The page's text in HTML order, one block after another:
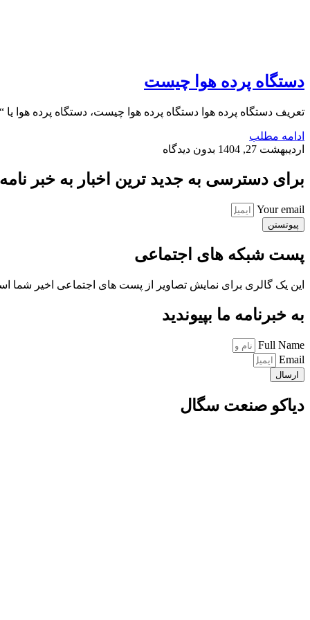
دستگاه پرده هوا چیست
تعریف دستگاه پرده هوا دستگاه پرده هوا چیست، دستگاه پرده هوا
ادامه مطلب
اردیبهشت 27, 1404
بدون دیدگاه
برای دسترسی به جدید ترین اخبار به خبر نامه
Your email
پیوتستن
پست شبکه های اجتماعی
این یک گالری برای نمایش تصاویر از پست های اجتماعی اخیر شما
به خبرنامه ما بپیوندید
Full Name
Email
ارسال
دیاکو صنعت سگال